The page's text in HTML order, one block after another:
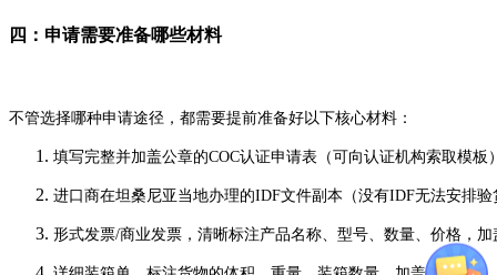
四：申请需要准备哪些材料
不管选择哪种申请途径，都需要提前准备好以下核心材料：
填写完整并加盖公章的COC认证申请表（可向认证机构索取模板
进口商在坦桑尼亚当地办理的IDF文件副本（没有IDF无法安排验
形式发票/商业发票，清晰标注产品名称、型号、数量、价格，加